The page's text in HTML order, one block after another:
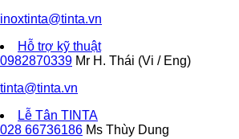
inoxtinta@tinta.vn
Hỗ trợ kỹ thuật
0982870339 Mr H. Thái (Vi / Eng)
tinta@tinta.vn
Lễ Tân TINTA
028 66736186 Ms Thùy Dung